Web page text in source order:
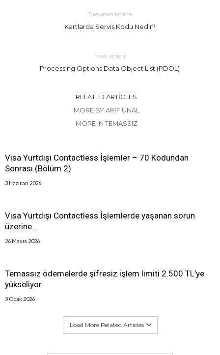
Previous article
Kartlarda Servis Kodu Nedir?
Next article
Processing Options Data Object List (PDOL)
RELATED ARTICLES
MORE BY ARIF ÜNAL
MORE IN TEMASSIZ
Visa Yurtdışı Contactless İşlemler – 70 Kodundan
Sonrası (Bölüm 2)
3 Haziran 2026
Visa Yurtdışı Contactless İşlemlerde yaşanan sorun
üzerine…
26 Mayıs 2026
Temassız ödemelerde şifresiz işlem limiti 2.500 TL’ye
yükseliyor.
5 Ocak 2026
Load More Related Articles